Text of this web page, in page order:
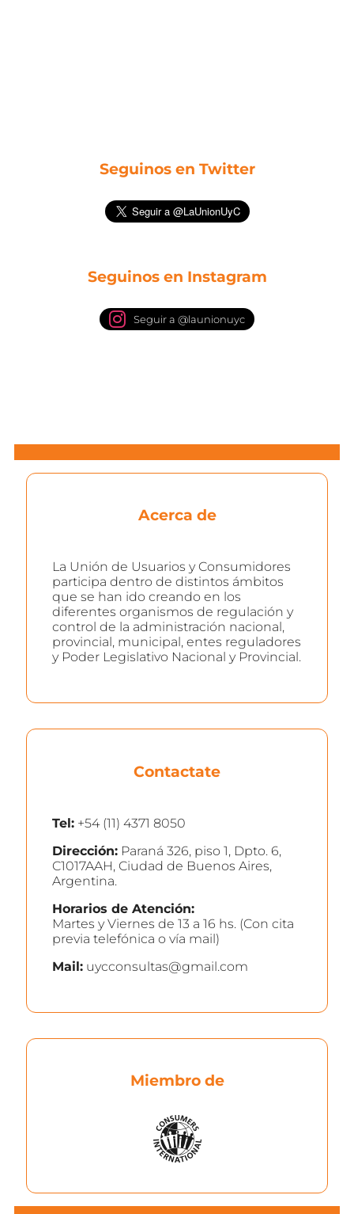
Seguinos en Twitter
Seguinos en Instagram
Seguir a @launionuyc
Acerca de
La Unión de Usuarios y Consumidores
participa dentro de distintos ámbitos
que se han ido creando en los
diferentes organismos de regulación y
control de la administración nacional,
provincial, municipal, entes reguladores
y Poder Legislativo Nacional y Provincial.
Contactate
Tel: +54 (11) 4371 8050
Dirección: Paraná 326, piso 1, Dpto. 6,
C1017AAH, Ciudad de Buenos Aires,
Argentina.
Horarios de Atención:
Martes y Viernes de 13 a 16 hs. (Con cita
previa telefónica o vía mail)
Mail: uycconsultas@gmail.com
Miembro de